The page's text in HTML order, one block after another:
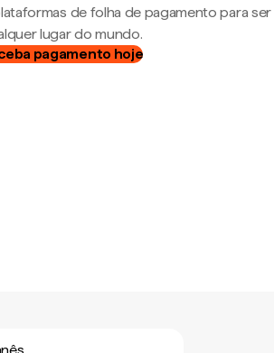
de folha de pagamento para
lugar do mundo.
pagamento hoje